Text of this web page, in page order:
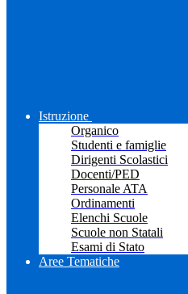
Istruzione
Organico
Studenti e famiglie
Dirigenti Scolastici
Docenti/PED
Personale ATA
Ordinamenti
Elenchi Scuole
Scuole non Statali
Esami di Stato
Aree Tematiche